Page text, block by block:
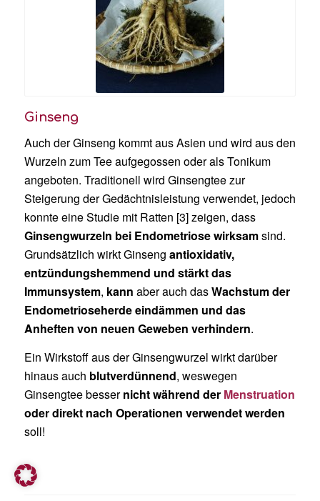
Ginseng
Auch der Ginseng kommt aus Asien und wird aus den
Wurzeln zum Tee aufgegossen oder als Tonikum
angeboten. Traditionell wird Ginsengtee zur
Steigerung der Gedächtnisleistung verwendet, jedoch
konnte eine Studie mit Ratten [3] zeigen, dass
Ginsengwurzeln bei Endometriose wirksamsind.
Grundsätzlich wirkt Ginseng antioxidativ,
entzündungshemmend und stärkt das
Immunsystem, kann aber auch dasWachstum der
Endometrioseherde eindämmen und das
Anheften von neuen Geweben verhindern.
Ein Wirkstoff aus der Ginsengwurzel wirkt darüber
hinaus auch blutverdünnend, weswegen
Ginsengtee bessernicht während der Menstruation
oder direkt nach Operationen verwendet werden
soll!